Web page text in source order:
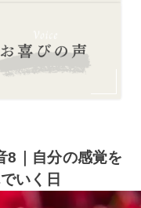
8｜自分の感覚を
いく日